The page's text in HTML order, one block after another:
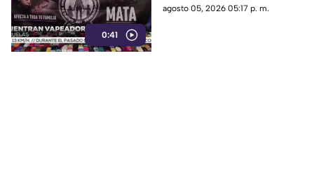
0:41
ciclo escolar 2025-2026.
agosto 05, 2026 05:17 p. m.